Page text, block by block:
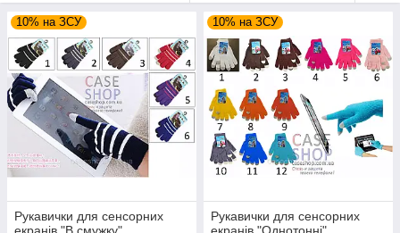
10% на ЗСУ
Рукавички для сенсорних
10% на ЗСУ
Рукавички для сенсорних